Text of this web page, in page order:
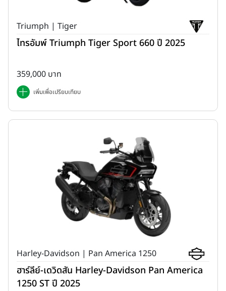
Triumph | Tiger
ไทรอัมพ์ Triumph Tiger Sport 660 ปี 2025
359,000 บาท
เพิ่มเพื่อเปรียบเทียบ
Harley-Davidson | Pan America 1250
ฮาร์ลีย์-เดวิดสัน Harley-Davidson Pan America
1250 ST ปี 2025